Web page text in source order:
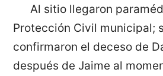
Al sitio llegaron
Protección Civil municipal;
confirmaron el deceso de
después de Jaime al